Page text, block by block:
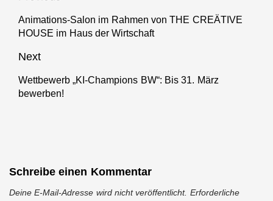
Previous
post:
Animations-Salon im Rahmen von THE CREÄTIVE
HOUSE im Haus der Wirtschaft
Next
Next
post:
Wettbewerb „KI-Champions BW“: Bis 31. März
bewerben!
Schreibe einen Kommentar
Deine E-Mail-Adresse wird nicht veröffentlicht. Erforderliche